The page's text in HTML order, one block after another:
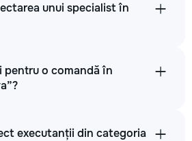
unui specialist în
pentru o comandă în
executanții din categoria